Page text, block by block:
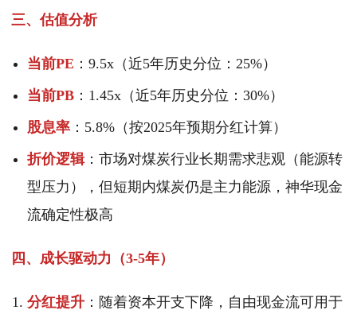
三、估值分析
当前PE ：9.5x（近5年历史分位：25%）
当前PB ：1.45x（近5年历史分位：30%）
股息率 ：5.8%（按2025年预期分红计算）
折价逻辑：市场对煤炭行业长期需求悲观（能源转
型压力），但短期内煤炭仍是主力能源，神华现金
流确定性极高
四、成长驱动力（3-5年）
分红提升 ：随着资本开支下降，自由现金流可用于